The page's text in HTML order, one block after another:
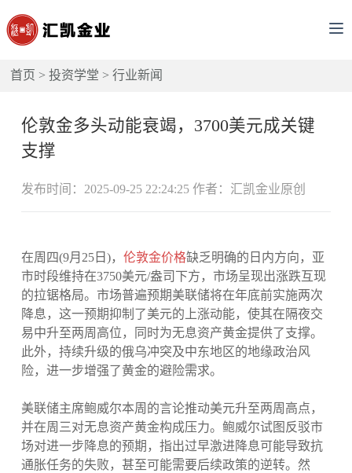
首页 >投资学堂 >行业新闻
伦敦金多头动能衰竭，3700美元成关键
支撑
发布时间：2025-09-25 22:24:25 作者：汇凯金业原创
在周四(9月25日)， 伦敦金价格缺乏明确的日内方向，亚
市时段维持在3750美元/盎司下方，市场呈现出涨跌互现
的拉锯格局。市场普遍预期美联储将在年底前实施两次
降息，这一预期抑制了美元的上涨动能，使其在隔夜交
易中升至两周高位，同时为无息资产黄金提供了支撑。
此外，持续升级的俄乌冲突及中东地区的地缘政治风
险，进一步增强了黄金的避险需求。
美联储主席鲍威尔本周的言论推动美元升至两周高点，
并在周三对无息资产黄金构成压力。鲍威尔试图反驳市
场对进一步降息的预期，指出过早激进降息可能导致抗
通胀任务的失败，甚至可能需要后续政策的逆转。然